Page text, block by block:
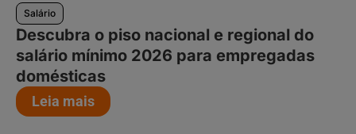
Salário
Descubra o piso nacional e regional do
salário mínimo 2026 para empregadas
domésticas
Leia mais